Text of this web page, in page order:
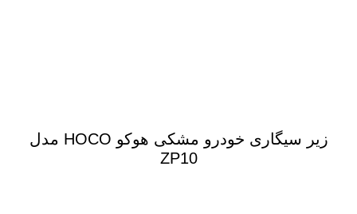
زیر سیگاری خودرو مشکی هوکو HOCO مدل
ZP10